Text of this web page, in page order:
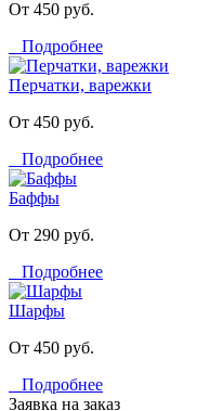
От 450 руб.
Подробнее
Перчатки, варежки
От 450 руб.
Подробнее
Баффы
От 290 руб.
Подробнее
Шарфы
От 450 руб.
Подробнее
Заявка на заказ